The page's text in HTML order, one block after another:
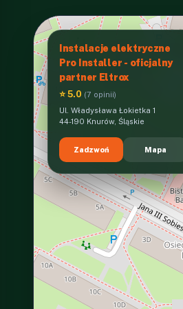
Instalacje elektryczne
Pro Installer - oficjalny
partner Eltrox
⭐ 5.0 (7 opinii)
Ul. Władysława Łokietka 1
44-190 Knurów, Śląskie
Zadzwoń Mapa